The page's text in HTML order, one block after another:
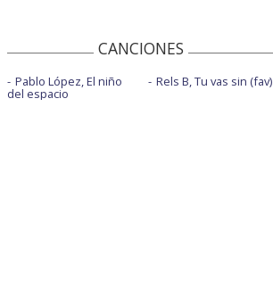
CANCIONES
Pablo López, El niño
del espacio
Rels B, Tu vas sin (fav)